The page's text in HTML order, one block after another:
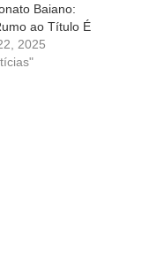
Baiano:
ao Título É
emoção e,
tudo, uma
2025